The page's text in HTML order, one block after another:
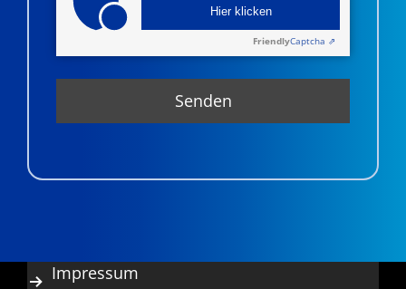
Hier klicken
FriendlyCaptcha ⇗
Impressum